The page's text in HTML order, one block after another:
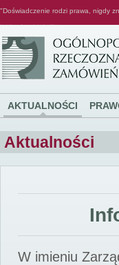
"Doświadczenie rodzi prawa, nigdy
AKTUALNOŚCI
Aktualności
W imieniu